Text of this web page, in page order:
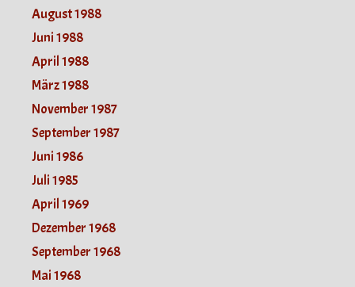
August 1988
Juni 1988
April 1988
März 1988
November 1987
September 1987
Juni 1986
Juli 1985
April 1969
Dezember 1968
September 1968
Mai 1968